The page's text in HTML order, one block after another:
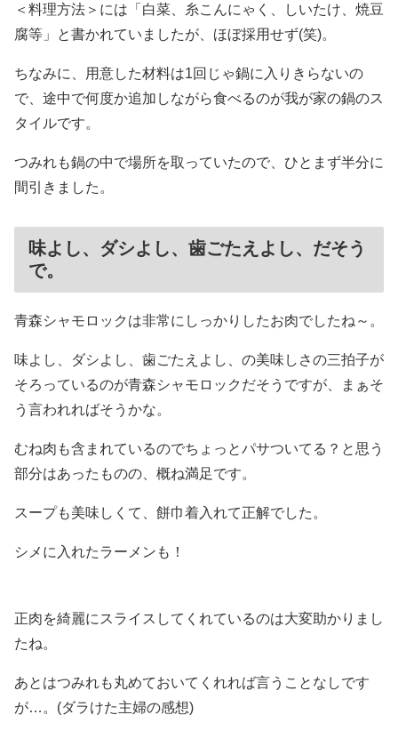
＜料理方法＞には「白菜、糸こんにゃく、しいたけ、焼豆
腐等」と書かれていましたが、ほぼ採用せず(笑)。
ちなみに、用意した材料は1回じゃ鍋に入りきらないの
で、途中で何度か追加しながら食べるのが我が家の鍋のス
タイルです。
つみれも鍋の中で場所を取っていたので、ひとまず半分に
間引きました。
味よし、ダシよし、歯ごたえよし、だそう
で。
青森シャモロックは非常にしっかりしたお肉でしたね～。
味よし、ダシよし、歯ごたえよし、の美味しさの三拍子が
そろっているのが青森シャモロックだそうですが、まぁそ
う言われればそうかな。
むね肉も含まれているのでちょっとパサついてる？と思う
部分はあったものの、概ね満足です。
スープも美味しくて、餅巾着入れて正解でした。
シメに入れたラーメンも！
正肉を綺麗にスライスしてくれているのは大変助かりまし
たね。
あとはつみれも丸めておいてくれれば言うことなしです
が…。(ダラけた主婦の感想)